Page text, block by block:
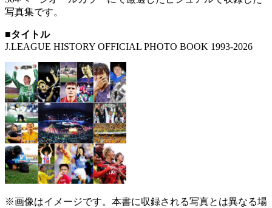
写真集です。
■タイトル
J.LEAGUE HISTORY OFFICIAL PHOTO BOOK 1993-2026
※画像はイメージです。本書に収録される写真とは異なる場